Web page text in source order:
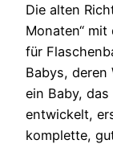
Die alten
Monaten“
für
Babys, deren
ein Baby,
entwickelt,
komplette,